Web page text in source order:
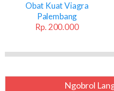
Obat Kuat Viagra
Palembang
Rp. 200.000
Ngobrol